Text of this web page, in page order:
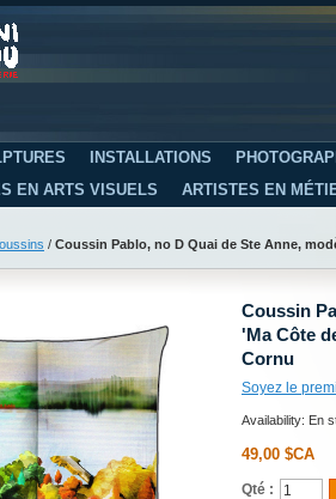
INSTALLATIONS
EN ARTS VISUELS ARTISTES EN
/ Coussin Pablo, no D Quai de Ste Anne,
Coussin
'Ma Côte
Cornu
Soyez le
Availability: En
49,00 $CA
Qté :